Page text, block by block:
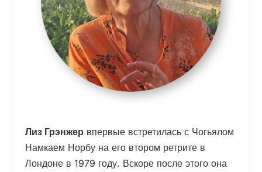
Лиз Грэнжер впервые встретилась с Чогьялом
Намкаем Норбу на его втором ретрите в
Лондоне в 1979 году. Вскоре после этого она